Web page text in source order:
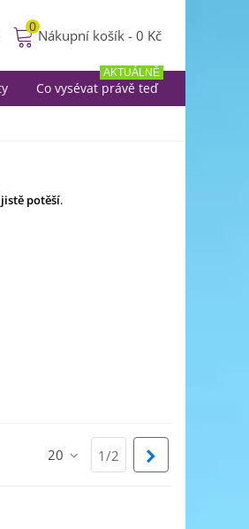
0
Nákupní košík - 0 Kč
Co vysévat právě teď
AKTUÁLNĚ
potěší.
20 1/2